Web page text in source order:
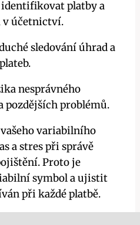
identifikovat platby a
v účetnictví.
sledování úhrad a
nesprávného
pozdějších problémů.
variabilního
a stres při správě
Proto je
symbol a ujistit
při každé platbě.